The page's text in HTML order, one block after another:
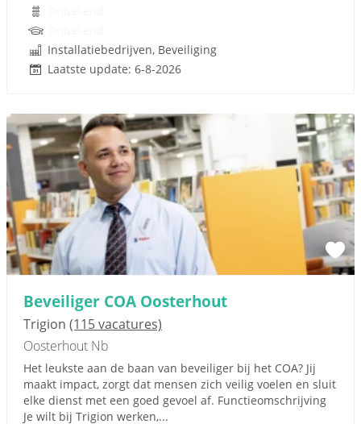
Installatiebedrijven, Beveiliging
Laatste update: 6-8-2026
Beveiliger COA Oosterhout
Trigion (115 vacatures)
Oosterhout Nb
Het leukste aan de baan van beveiliger bij het COA? Jij
maakt impact, zorgt dat mensen zich veilig voelen en sluit
elke dienst met een goed gevoel af. Functieomschrijving
Je wilt bij Trigion werken,...